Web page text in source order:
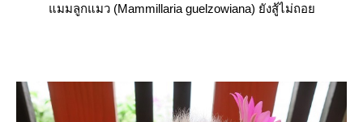
มมลูกแมว (Mammillaria guelzowiana) ังสู้ไม่ถอ